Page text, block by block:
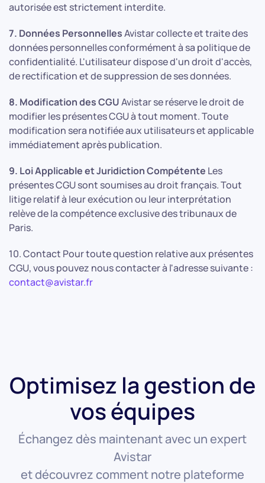
autorisée est strictement interdite.
7. Données PersonnellesAvistar collecte et traite des
données personnelles conformément à sa politique de
confidentialité. L'utilisateur dispose d'un droit d'accès,
de rectification et de suppression de ses données.
8. Modification des CGUAvistar se réserve le droit de
modifier les présentes CGU à tout moment. Toute
modification sera notifiée aux utilisateurs et applicable
immédiatement après publication.
9. Loi Applicable et Juridiction Compétente Les
présentes CGU sont soumises au droit français. Tout
litige relatif à leur exécution ou leur interprétation
relève de la compétence exclusive des tribunaux de
Paris.
10. Contact Pour toute question relative aux présentes
CGU, vous pouvez nous contacter à l'adresse suivante :
contact@avistar.fr
Optimisez la gestion de
vos équipes
Échangez dès maintenant avec un expert
Avistar
et découvrez comment notre plateforme